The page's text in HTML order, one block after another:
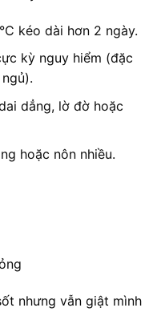
kéo dài hơn 2 ngày.
kỳ nguy hiểm (đặc
dẳng, lờ đờ hoặc
hoặc nôn nhiều.
nhưng vẫn giật mình